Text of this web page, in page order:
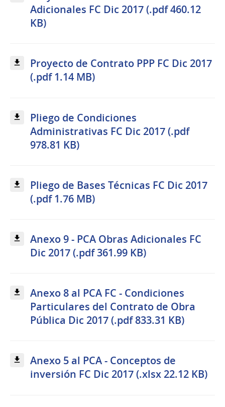
Adicionales FC Dic 2017 (.pdf 460.12
KB)
Proyecto de Contrato PPP FC Dic 2017
(.pdf 1.14 MB)
Pliego de Condiciones
Administrativas FC Dic 2017 (.pdf
978.81 KB)
Pliego de Bases Técnicas FC Dic 2017
(.pdf 1.76 MB)
Anexo 9 - PCA Obras Adicionales FC
Dic 2017 (.pdf 361.99 KB)
Anexo 8 al PCA FC - Condiciones
Particulares del Contrato de Obra
Pública Dic 2017 (.pdf 833.31 KB)
Anexo 5 al PCA - Conceptos de
inversión FC Dic 2017 (.xlsx 22.12 KB)